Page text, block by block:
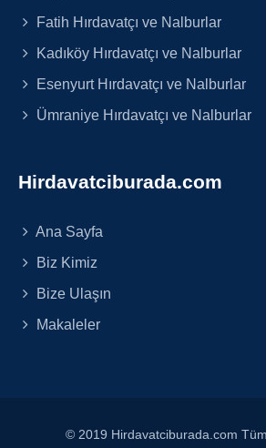
Fatih Hırdavatçı ve Nalburlar
Kadıköy Hırdavatçı ve Nalburlar
Esenyurt Hırdavatçı ve Nalburlar
Ümraniye Hırdavatçı ve Nalburlar
Hirdavatciburada.com
Ana Sayfa
Biz Kimiz
Bize Ulaşın
Makaleler
© 2019 Hirdavatciburada.com Tüm